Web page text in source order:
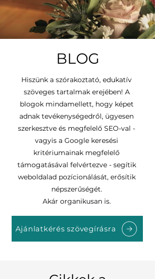
BLOG
Hiszünk a szórakoztató, edukatív
szöveges tartalmak erejében! A
blogok mindamellett, hogy képet
adnak tevékenységedről, ügyesen
szerkesztve és megfelelő SEO-val -
vagyis a Google keresési
kritériumainak megfelelő
támogatásával felvértezve - segítik
weboldalad pozícionálását, erősítik
népszerűségét.
Akár organikusan is.
Ajánlatkérés szövegírásra